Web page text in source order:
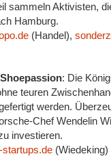
sammeln Aktivisten,
Hamburg.
(Handel),
: Die
teuren
werden.
Chef Wendelin
investieren.
(Wiedeking)